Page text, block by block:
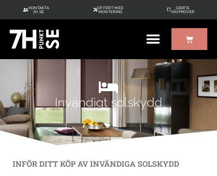
KONTAKTA
7H.SE
OFFERT MED
MONTERING
GRATIS
VÄVPROVER
Invändigt solskydd
INFÖR DITT KÖP AV INVÄNDIGA SOLSKYDD